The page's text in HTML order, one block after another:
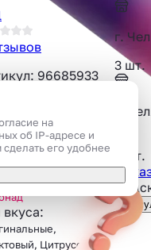
96685933
- Лимонад из
и кактуса 14мл
14 мл
Кактус,Киви,
вкуса:
Цитрусовый
г.
3 шт.
г.
3 шт.
на
об IP-адресе и
его удобнее